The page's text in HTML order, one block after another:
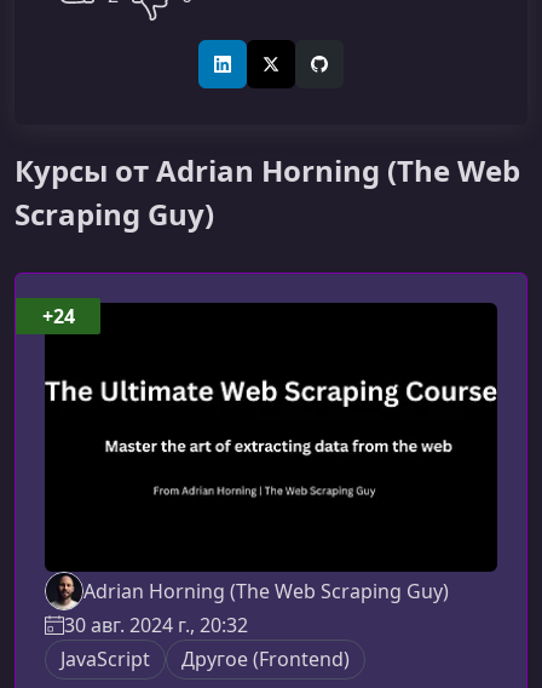
LinkedInX (Twitter)GitHub
Курсы от Adrian Horning (The Web
Scraping Guy)
Adrian Horning (The Web Scraping Guy)
30 авг. 2024 г., 20:32
JavaScript
Другое (Frontend)
+24